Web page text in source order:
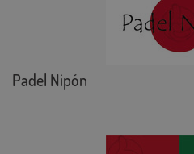
Padel Nipón